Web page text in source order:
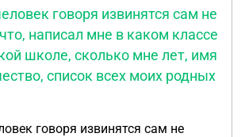
говоря извинятся сам не
написал мне в каком классе
школе, сколько мне лет, имя
список всех моих родных
говоря извинятся сам не